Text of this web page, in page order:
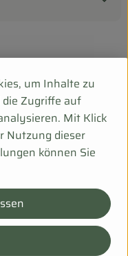
um Inhalte zu
Zugriffe auf
Mit Klick
Nutzung dieser
können Sie